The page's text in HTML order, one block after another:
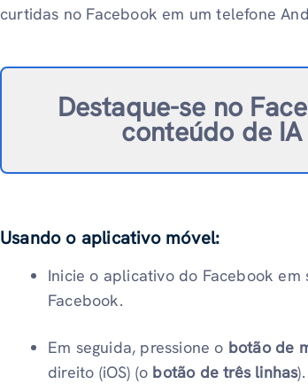
curtidas no Facebook em um telefone
Destaque-se no
conteúdo de IA
Usando o aplicativo móvel:
Inicie o aplicativo do Facebook
Facebook.
Em seguida, pressione o botão de
direito (iOS) (o botão de três linhas).